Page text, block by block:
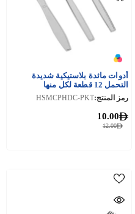
أدوات مائدة بلاستيكية شديدة
التحمل 12 قطعة لكل منها
رمز المنتج:HSMCPHDC-PKT
12.00
10.00